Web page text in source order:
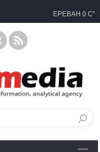
ЕРЕВАН 0 C°